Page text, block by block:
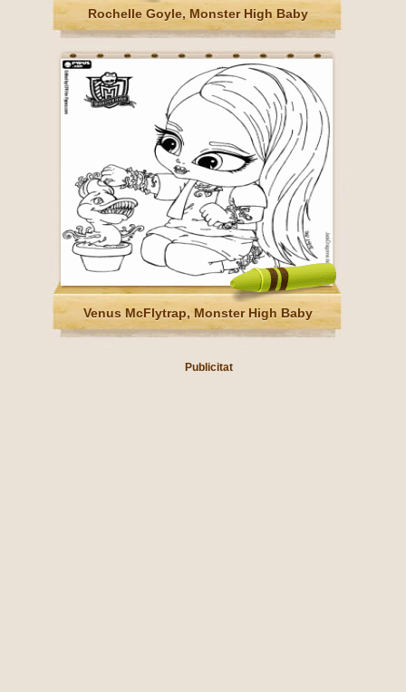
Rochelle Goyle, Monster High Baby
Venus McFlytrap, Monster High Baby
Publicitat